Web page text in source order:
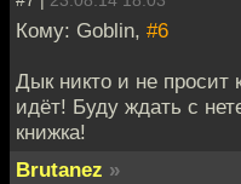
Кому: Goblin, #6
Дык никто и не просит
идёт! Буду ждать с
книжка!
Brutanez »